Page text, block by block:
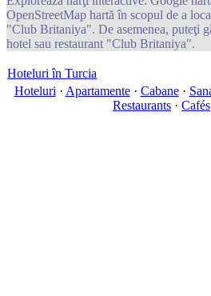
OpenStreetMap hartă în scopul de a
"Club Britaniya". De asemenea, puteţi
hotel sau restaurant "Club Britaniya".
Hoteluri în Turcia
Hoteluri · Apartamente· Cabane·
Restaurants · Cafés